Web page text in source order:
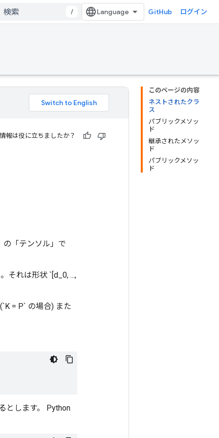
/ GitHub ログイン
このページの内容
ネストされたクラ
ス
パブリックメソッ
ド
継承されたメソッ
ド
パブリックメソッ
ド
報は役に立ちましたか？
の「テンソル」で
それは形状 `[d_0, ...,
= P` の場合) また
とします。 Python